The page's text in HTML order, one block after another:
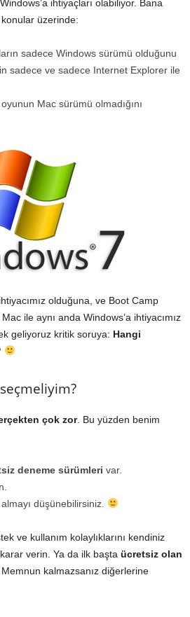
ihtiyaçları olabiliyor. Bana
üzerinde:
sadece Windows sürümü olduğunu
sadece ve sadece Internet Explorer ile
Mac sürümü olmadığını
olduğuna, ve Boot Camp
ile aynı anda Windows’a ihtiyacımız
geliyoruz kritik soruya: Hangi
çok zor. Bu yüzden benim
deneme sürümleri var.
almayı düşünebilirsiniz.
ve kullanım kolaylıklarını kendiniz
verin. Ya da ilk başta ücretsiz olan
Memnun kalmazsanız diğerlerine